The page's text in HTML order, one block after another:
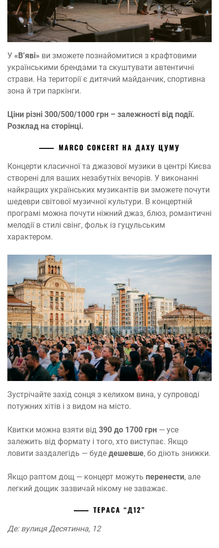
У «Вʼяві» ви зможете познайомитися з крафтовими
українськими брендами та скуштувати автентичні
страви. На території є дитячий майданчик, спортивна
зона й три паркінги.
Ціни різні 300/500/1000 грн – залежності від події.
Розклад на сторінці.
MARCO CONCERT НА ДАХУ ЦУМУ
Концерти класичної та джазової музики в центрі Києва
створені для ваших незабутніх вечорів. У виконанні
найкращих українських музикантів ви зможете почути
шедеври світової музичної культури. В концертній
програмі можна почути ніжний джаз, блюз, романтичні
мелодії в стилі свінг, фольк із гуцульським
характером.
Зустрічайте захід сонця з келихом вина, у супроводі
потужних хітів і з видом на місто.
Квитки можна взяти від 390 до 1700 грн — усе
залежить від формату і того, хто виступає. Якщо
ловити заздалегідь — буде дешевше, бо діють знижки.
Якщо раптом дощ — концерт можуть перенести, але
легкий дощик зазвичай нікому не заважає.
ТЕРАСА “Д12”
Де: вулиця Десятинна, 12